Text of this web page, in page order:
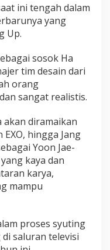
ini tengah dalam
yang
Up.
sosok Ha
tim desain dari
orang
sangat realistis.
akan diramaikan
hingga Jang
Yoon Jae-
kaya dan
karya,
mampu
proses syuting
saluran televisi